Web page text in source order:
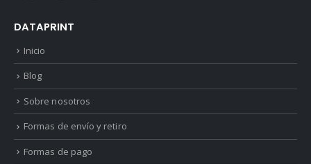
DATAPRINT
Inicio
Blog
Sobre nosotros
Formas de envío y retiro
Formas de pago